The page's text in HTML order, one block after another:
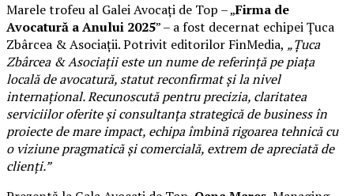
Marele trofeu al Galei Avocați de Top – „Firma de
Avocatură a Anului 2025” – a fost decernat echipei Țuca
Zbârcea & Asociații. Potrivit editorilor FinMedia, „Țuca
Zbârcea & Asociații este un nume de referință pe piața
locală de avocatură, statut reconfirmat și la nivel
internațional. Recunoscută pentru precizia, claritatea
serviciilor oferite și consultanța strategică de business în
proiecte de mare impact, echipa îmbină rigoarea tehnică cu
o viziune pragmatică și comercială, extrem de apreciată de
clienți.”